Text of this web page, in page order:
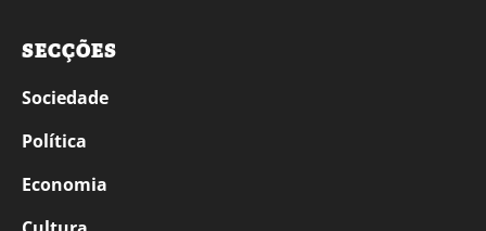
SECÇÕES
Sociedade
Política
Economia